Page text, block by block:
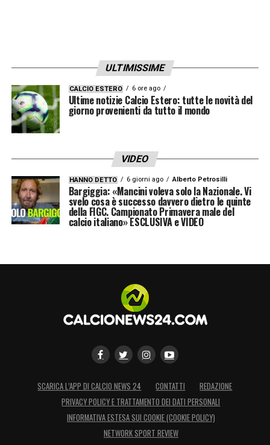
ULTIMISSIME
CALCIO ESTERO 6 ore ago
Ultime notizie Calcio Estero: tutte le novità del
giorno provenienti da tutto il mondo
VIDEO
HANNO DETTO 6 giorni ago Alberto Petrosilli
Bargiggia: «Mancini voleva solo la Nazionale. Vi
svelo cosa è successo davvero dietro le quinte
della FIGC. Campionato Primavera male del
calcio italiano» ESCLUSIVA e VIDEO
SCARICA L’APP DI CALCIO NEWS 24 CONTATTI
REDAZIONE
PRIVACY POLICY E TRATTAMENTO DEI DATI PERSONALI
INFORMATIVA ESTESA SUI COOKIE (COOKIE POLICY)
NETWORK SPORT REVIEW